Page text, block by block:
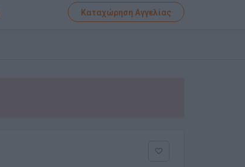
Καταχώρηση Αγγελίας